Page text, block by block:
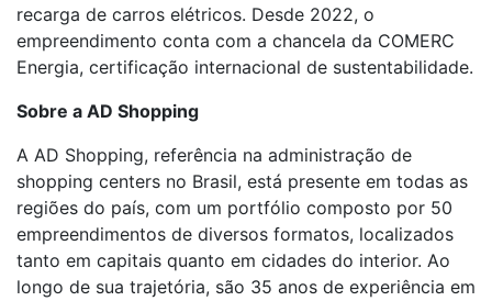
recarga de carros elétricos. Desde 2022, o
empreendimento conta com a chancela da COMERC
Energia, certificação internacional de sustentabilidade.
Sobre a AD Shopping
A AD Shopping, referência na administração de
shopping centers no Brasil, está presente em todas as
regiões do país, com um portfólio composto por 50
empreendimentos de diversos formatos, localizados
tanto em capitais quanto em cidades do interior. Ao
longo de sua trajetória, são 35 anos de experiência em